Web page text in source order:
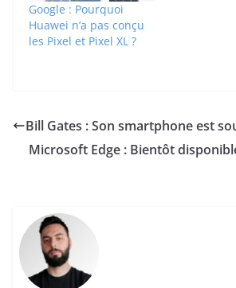
Google : Pourquoi
Huawei n’a pas conçu
les Pixel et Pixel XL ?
Bill Gates : Son smartphone est
Microsoft Edge : Bientôt